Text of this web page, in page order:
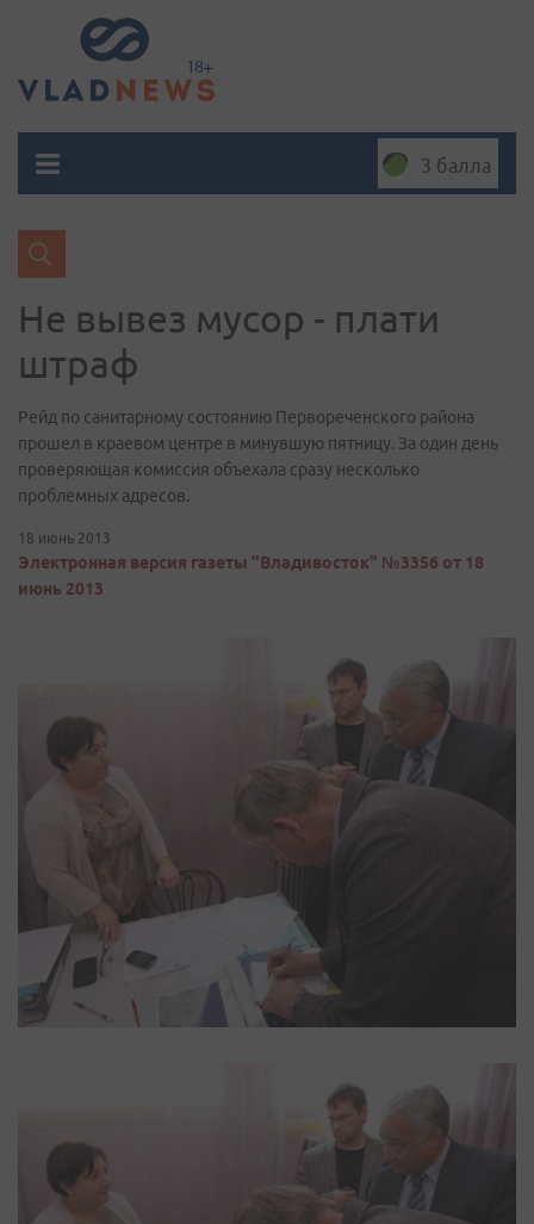
3 балла
Не вывез мусор - плати
штраф
Рейд по санитарному состоянию Первореченского района
прошел в краевом центре в минувшую пятницу. За один день
проверяющая комиссия объехала сразу несколько
проблемных адресов.
18 июнь 2013
Электронная версия газеты "Владивосток" №3356 от 18
июнь 2013